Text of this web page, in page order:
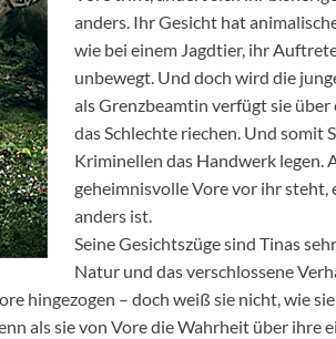
anders. Ihr Gesicht hat
wie bei einem Jagdtier, ihr
unbewegt. Und doch wird die
als Grenzbeamtin verfügt sie über
das Schlechte riechen. Und somit
Kriminellen das Handwerk legen.
geheimnisvolle Vore vor ihr steht,
anders ist.
Seine Gesichtszüge sind Tinas
Natur und das verschlossene
hingezogen – doch weiß sie nicht, wie
als sie von Vore die Wahrheit über ihre